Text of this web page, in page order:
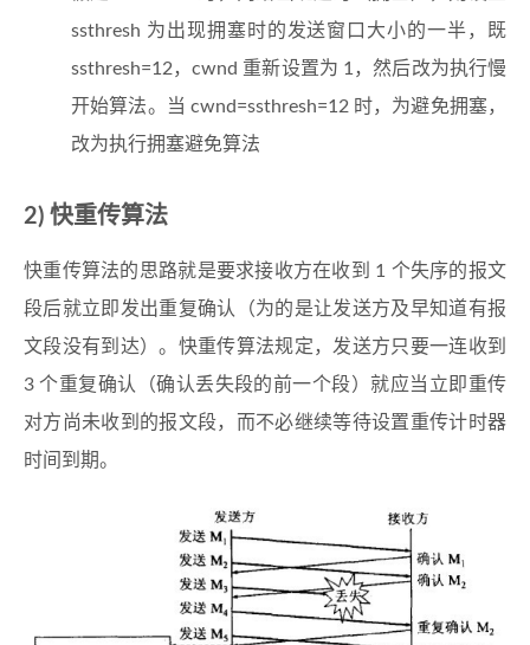
ssthresh 为出现拥塞时的发送窗口大小的一半，既
ssthresh=12，cwnd 重新设置为 1，然后改为执行慢
开始算法。当 cwnd=ssthresh=12 时，为避免拥塞，
改为执行拥塞避免算法
2) 快重传算法
快重传算法的思路就是要求接收方在收到 1 个失序的报文
段后就立即发出重复确认（为的是让发送方及早知道有报
文段没有到达）。快重传算法规定，发送方只要一连收到
3 个重复确认（确认丢失段的前一个段）就应当立即重传
对方尚未收到的报文段，而不必继续等待设置重传计时器
时间到期。